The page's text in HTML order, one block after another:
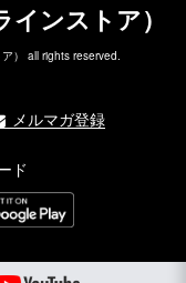
ンストア）
） all rights reserved.
メルマガ登録
ド